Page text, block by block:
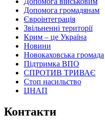
Допомога громадянам
Євроінтеграція
Звільненні території
Крим – це Україна
Новини
Новокаховська громада
Підтримка ВПО
СПРОТИВ ТРИВАЄ
Стоп насильство
ЦНАП
Контакти